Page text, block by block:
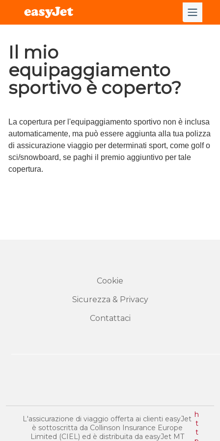
Il mio
equipaggiamento
sportivo è coperto?
La copertura per l'equipaggiamento sportivo non è inclusa
automaticamente, ma può essere aggiunta alla tua polizza
di assicurazione viaggio per determinati sport, come golf o
sci/snowboard, se paghi il premio aggiuntivo per tale
copertura.
Cookie
Sicurezza & Privacy
Contattaci
L'assicurazione di viaggio offerta ai clienti easyJet
è sottoscritta da Collinson Insurance Europe
Limited (CIEL) ed è distribuita da easyJet MT
h
t
t